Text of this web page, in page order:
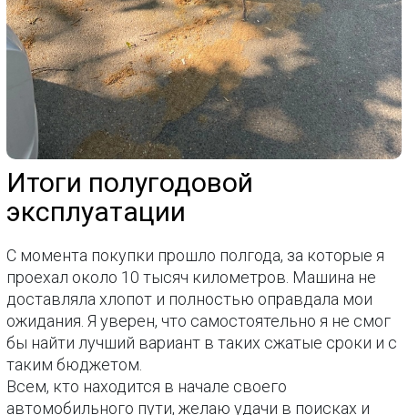
Итоги полугодовой
эксплуатации
С момента покупки прошло полгода, за которые я
проехал около 10 тысяч километров. Машина не
доставляла хлопот и полностью оправдала мои
ожидания. Я уверен, что самостоятельно я не смог
бы найти лучший вариант в таких сжатые сроки и с
таким бюджетом.
Всем, кто находится в начале своего
автомобильного пути, желаю удачи в поисках и